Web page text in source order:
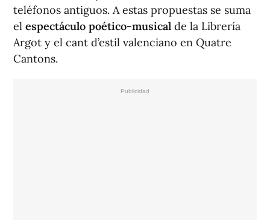
teléfonos antiguos. A estas propuestas se suma
el espectáculo poético-musical de la Librería
Argot y el cant d’estil valenciano en Quatre
Cantons.